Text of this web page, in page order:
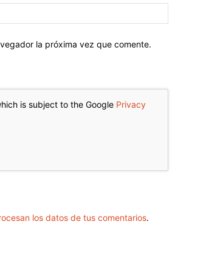
la próxima vez que comente.
is subject to the Google Privacy
los datos de tus comentarios.